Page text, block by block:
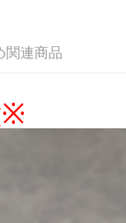
関連商品
※